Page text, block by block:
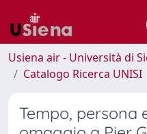
Usiena air - Università di
Catalogo Ricerca UNISI
Tempo, persona